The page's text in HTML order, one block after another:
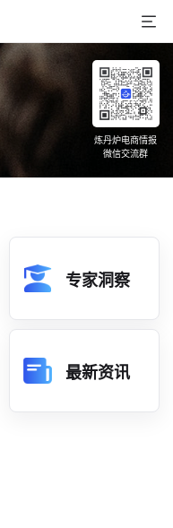
炼丹炉电商情报
微信交流群
专家洞察
最新资讯